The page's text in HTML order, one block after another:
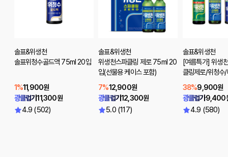
솔표&위생천
솔표위청수골드액 75ml 20입
1%11,900원
광클럽가11,300원
4.9 (502)
솔표&위생천
위생천스파클링 제로 75ml 20
입(선물용 케이스 포함)
7%12,900원
광클럽가12,300원
5.0 (117)
솔표&위생천
[여름특가] 위생
클링제로/위청수
38%9,900원
광클럽가9,400
4.9 (580)